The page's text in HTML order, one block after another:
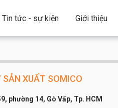
Tin tức - sự kiện Giới thiệu
XUẤT SOMICO
phường 14, Gò Vấp, Tp. HCM